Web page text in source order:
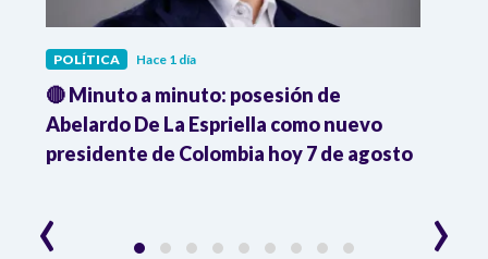
POLÍTICA Hace 1 día
🔴 Minuto a minuto: posesión de
Abelardo De La Espriella como nuevo
presidente de Colombia hoy 7 de agosto
‹ ›